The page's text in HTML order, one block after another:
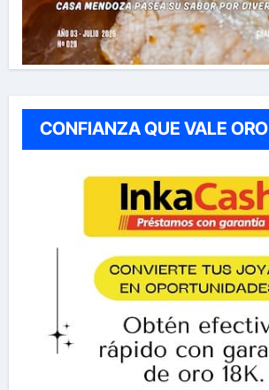
CONFIANZA QUE VALE ORO